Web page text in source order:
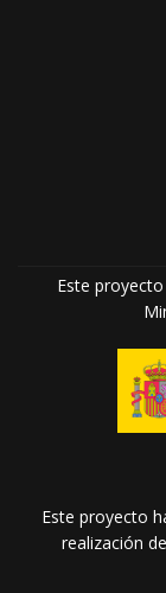
Este
Este proyecto
realización